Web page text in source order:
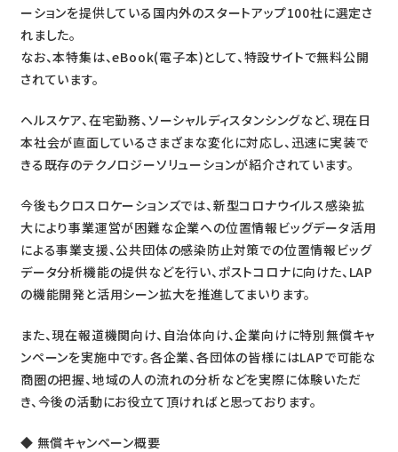
ーションを提供している国内外のスタートアップ100社に選定さ
れました。
なお、本特集は、eBook(電子本)として、特設サイトで無料公開
されています。
ヘルスケア、在宅勤務、ソーシャルディスタンシングなど、現在日
本社会が直面しているさまざまな変化に対応し、迅速に実装で
きる既存のテクノロジーソリューションが紹介されています。
今後もクロスロケーションズでは、新型コロナウイルス感染拡
大により事業運営が困難な企業への位置情報ビッグデータ活用
による事業支援、公共団体の感染防止対策での位置情報ビッグ
データ分析機能の提供などを行い、ポストコロナに向けた、LAP
の機能開発と活用シーン拡大を推進してまいります。
また、現在報道機関向け、自治体向け、企業向けに特別無償キャ
ンペーンを実施中です。各企業、各団体の皆様にはLAPで可能な
商圏の把握、地域の人の流れの分析などを実際に体験いただ
き、今後の活動にお役立て頂ければと思っております。
◆ 無償キャンペーン概要